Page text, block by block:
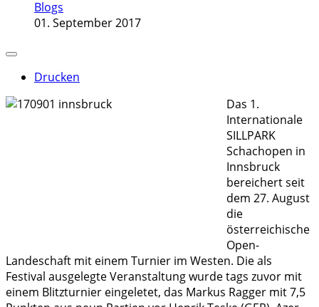
Blogs
01. September 2017
Drucken
Das 1.
Internationale
SILLPARK
Schachopen in
Innsbruck
bereichert seit
dem 27. August
die
österreichische
Open-
Landeschaft mit einem Turnier im Westen. Die als
Festival ausgelegte Veranstaltung wurde tags zuvor mit
einem Blitzturnier eingeletet, das Markus Ragger mit 7,5